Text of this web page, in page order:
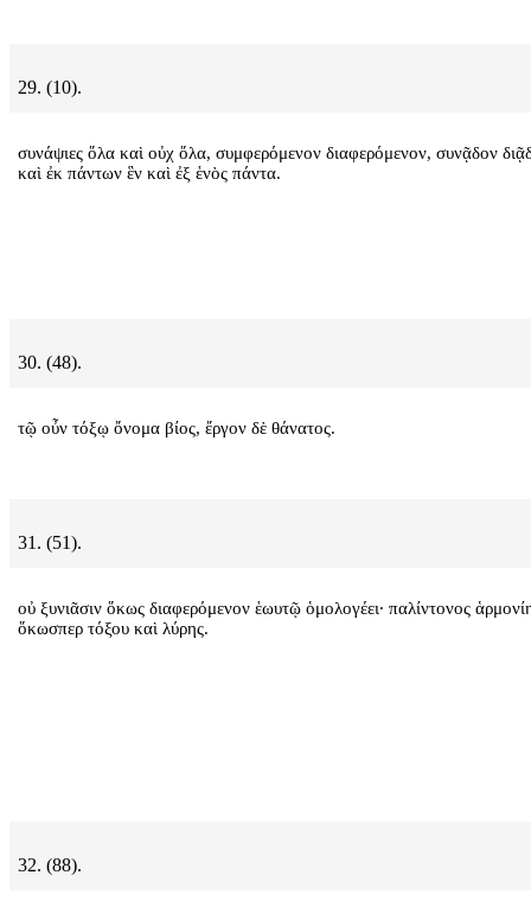
29. (10).
συνάψιες ὅλα καὶ οὐχ ὅλα, συμφερόμενον διαφερόμενον, συνᾷδον
καὶ ἐκ πάντων ἓν καὶ ἐξ ἑνὸς πάντα.
30. (48).
τῷ οὖν τόξῳ ὄνομα βίος, ἔργον δὲ θάνατος.
31. (51).
οὐ ξυνιᾶσιν ὅκως διαφερόμενον ἑωυτῷ ὁμολογέει· παλίντονος
ὅκωσπερ τόξου καὶ λύρης.
32. (88).